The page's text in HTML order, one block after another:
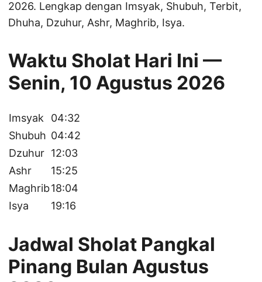
2026. Lengkap dengan Imsyak, Shubuh, Terbit,
Dhuha, Dzuhur, Ashr, Maghrib, Isya.
Waktu Sholat Hari Ini —
Senin, 10 Agustus 2026
Imsyak
04:32
Shubuh 04:42
Dzuhur 12:03
Ashr
15:25
Maghrib18:04
Isya
19:16
Jadwal Sholat Pangkal
Pinang Bulan Agustus